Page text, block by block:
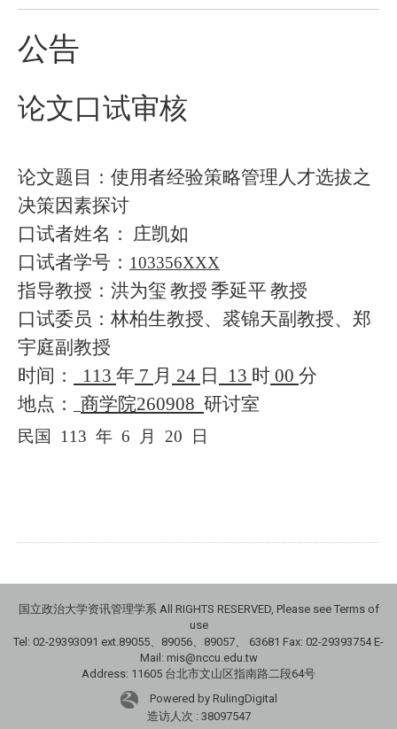
公告
论文口试审核
论文题目：使用者经验策略管理人才选拔之
决策因素探讨
口试者姓名： 庄凯如
口试者学号： 103356XXX
指导教授：洪为玺 教授 季延平教授
口试委员：林柏生教授、裘锦天副教授、郑
宇庭副教授
时间：
113 年 7 月 24 日 13 时 00 分
地点：
商学院260908 研讨室
民国 113 年 6 月 20 日
国立政治大学资讯管理学系 All RIGHTS RESERVED, Please see Terms of
use
Tel: 02-29393091 ext.89055、89056、89057、
63681 Fax: 02-29393754 E-
Mail: mis@nccu.edu.tw
Address: 11605 台北市文山区指南路二段64号
Powered by RulingDigital
造访人次 : 38097547